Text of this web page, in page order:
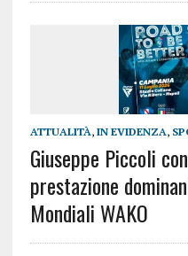
ATTUALITÀ, IN EVIDENZA,
Giuseppe Piccoli
prestazione
Mondiali WAKO